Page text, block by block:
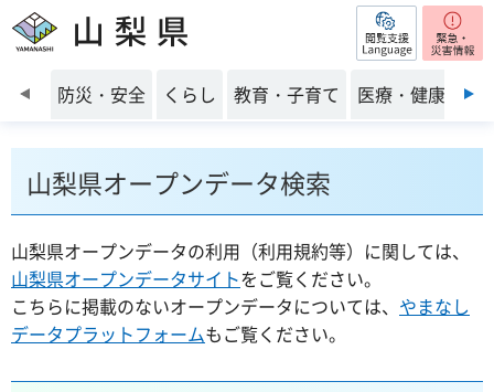
山梨県 閲覧支援
前のスライドを表示
防災・安全 くらし 教育・子育て 医療・健康・福
山梨県オープンデータ検索
山梨県オープンデータの利用（利用規約等）に関しては、
山梨県オープンデータサイトをご覧ください。
こちらに掲載のないオープンデータについては、 やまなし
データプラットフォームもご覧ください。